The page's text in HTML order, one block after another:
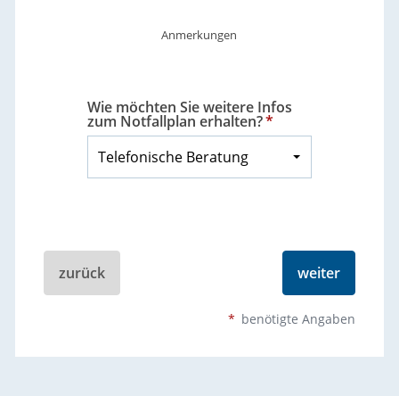
Anmerkungen
Wie möchten Sie weitere Infos
zum Notfallplan erhalten?*
Telefonische Beratung
zurück weiter
* benötigte Angaben